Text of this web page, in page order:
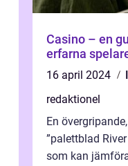
Casino – en
erfarna
16 april 2024
redaktionel
En
”palettblad
som kan